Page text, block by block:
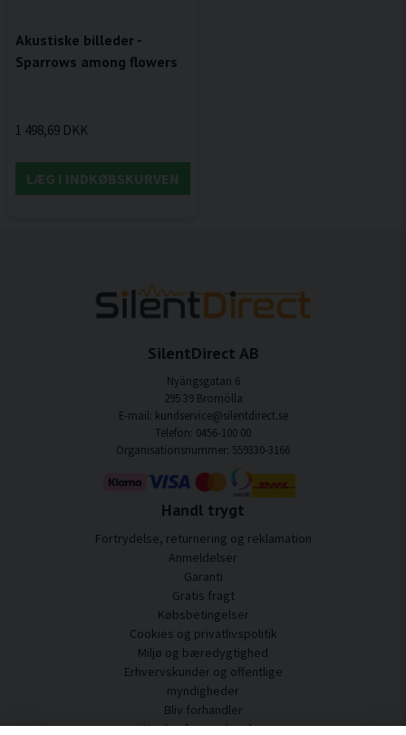
Akustiske billeder -
Sparrows among flowers
1 498,69 DKK
LÆG I INDKØBSKURVEN
SilentDirect AB
Nyängsgatan 6
295 39 Bromölla
E-mail: kundservice@silentdirect.se
Telefon: 0456-100 00
Organisationsnummer: 559330-3166
Handl trygt
Fortrydelse, returnering og reklamation
Anmeldelser
Garanti
Gratis fragt
Købsbetingelser
Cookies og privatlivspolitik
Miljø og bæredygtighed
Erhvervskunder og offentlige
myndigheder
Bliv forhandler
Nogle af vores kunder